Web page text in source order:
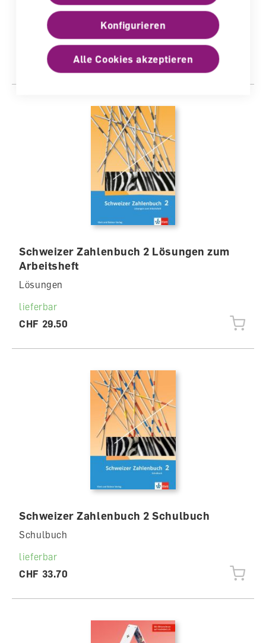
Begleitband für Lehrperson
lieferbar
CHF 54.50
Schweizer Zahlenbuch 2 Lösungen zum
Arbeitsheft
Lösungen
lieferbar
CHF 29.50
Schweizer Zahlenbuch 2 Schulbuch
Schulbuch
lieferbar
CHF 33.70
Konfigurieren
Alle Cookies akzeptieren